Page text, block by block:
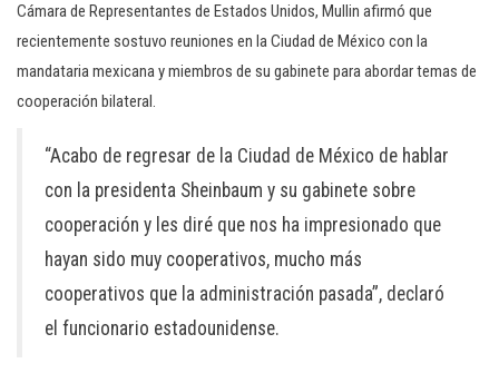
Cámara de Representantes de Estados Unidos, Mullin afirmó que
recientemente sostuvo reuniones en la Ciudad de México con la
mandataria mexicana y miembros de su gabinete para abordar temas de
cooperación bilateral.
“Acabo de regresar de la Ciudad de México de hablar
con la presidenta Sheinbaum y su gabinete sobre
cooperación y les diré que nos ha impresionado que
hayan sido muy cooperativos, mucho más
cooperativos que la administración pasada”, declaró
el funcionario estadounidense.